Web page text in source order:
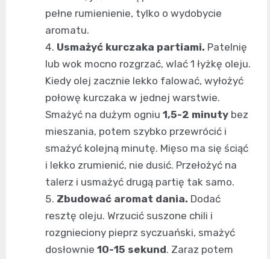
pełne rumienienie, tylko o wydobycie
aromatu.
Usmażyć kurczaka partiami. Patelnię
lub wok mocno rozgrzać, wlać 1 łyżkę oleju.
Kiedy olej zacznie lekko falować, wyłożyć
połowę kurczaka w jednej warstwie.
Smażyć na dużym ogniu 1,5-2 minuty bez
mieszania, potem szybko przewrócić i
smażyć kolejną minutę. Mięso ma się ściąć
i lekko zrumienić, nie dusić. Przełożyć na
talerz i usmażyć drugą partię tak samo.
Zbudować aromat dania. Dodać
resztę oleju. Wrzucić suszone chili i
rozgnieciony pieprz syczuański, smażyć
dosłownie 10-15 sekund. Zaraz potem